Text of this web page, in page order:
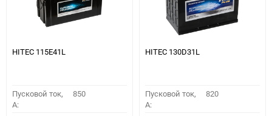
HITEC 115E41L
Пусковой ток,
A:
850
HITEC 130D31L
Пусковой ток,
A:
820